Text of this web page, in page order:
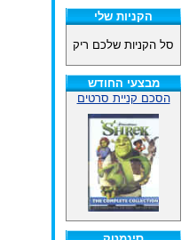
הקניות שלי
סל הקניות שלכם ריק
מבצעי החודש
הסכם קניית סרטים